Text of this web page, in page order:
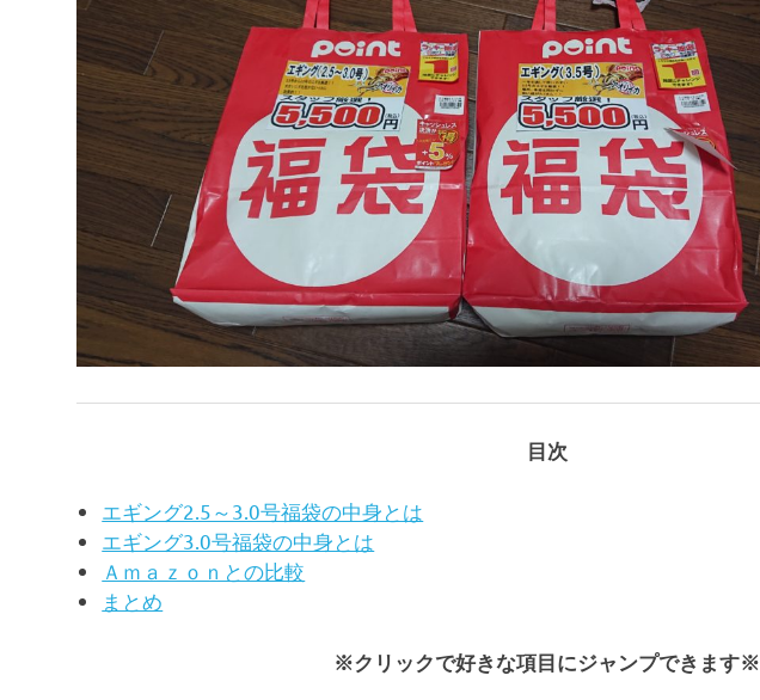
目次
エギング2.5～3.0号福袋の中身とは
エギング3.0号福袋の中身とは
Ａｍａｚｏｎとの比較
まとめ
※クリックで好きな項目にジャンプできます※